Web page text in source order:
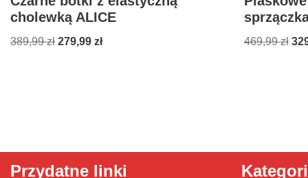
cholewką ALICE
389,99zł 279,99 zł 469,99zł
Przydatne linki